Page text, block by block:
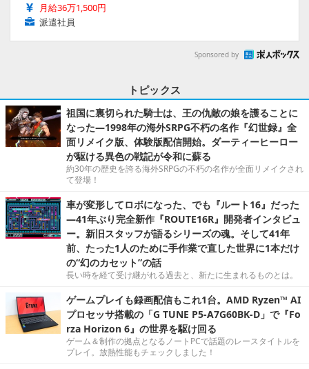
月給36万1,500円
派遣社員
Sponsored by
トピックス
祖国に裏切られた騎士は、王の仇敵の娘を護ることに
なった―1998年の海外SRPG不朽の名作『幻世録』全
面リメイク版、体験版配信開始。ダーティーヒーロー
が駆ける異色の戦記が令和に蘇る
約30年の歴史を誇る海外SRPGの不朽の名作が全面リメイクされ
て登場！
車が変形してロボになった、でも『ルート16』だった
―41年ぶり完全新作『ROUTE16R』開発者インタビュ
ー。新旧スタッフが語るシリーズの魂。そして41年
前、たった1人のために手作業で直した世界に1本だけ
の“幻のカセット”の話
長い時を経て受け継がれる過去と、新たに生まれるものとは。
ゲームプレイも録画配信もこれ1台。AMD Ryzen™ AI
プロセッサ搭載の「G TUNE P5-A7G60BK-D」で『Fo
rza Horizon 6』の世界を駆け回る
ゲーム＆制作の拠点となるノートPCで話題のレースタイトルを
プレイ。放熱性能もチェックしました！